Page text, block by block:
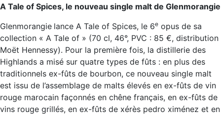
A Tale of Spices, le nouveau single malt de Glenmorangie
Glenmorangie lance A Tale of Spices, le 6e opus de sa
collection « A Tale of » (70 cl, 46°, PVC : 85 €, distribution
Moët Hennessy). Pour la première fois, la distillerie des
Highlands a misé sur quatre types de fûts : en plus des
traditionnels ex-fûts de bourbon, ce nouveau single malt
est issu de l’assemblage de malts élevés en ex-fûts de vin
rouge marocain façonnés en chêne français, en ex-fûts de
vins rouge grillés, en ex-fûts de xérès pedro ximénez et en